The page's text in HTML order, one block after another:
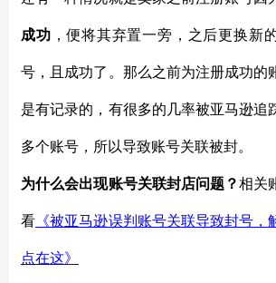
成功 ，便将其弃置一旁，之后更换新
号，且成功了。那么之前为注册成功的
是有记录的，有很多的几率被亚马逊追
多个账号，所以导致账号关联被封。
为什么会出现账号关联封店问题？相关
看 《被亚马逊误判账号关联导致封号，
点在这》